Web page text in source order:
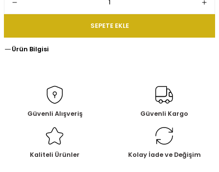
SEPETE EKLE
Ürün Bilgisi
Güvenli Alışveriş Güvenli Kargo
Kaliteli Ürünler Kolay İade ve Değişim